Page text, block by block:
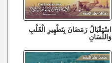
اسْتِقْبَالُ رَمَضَانَ بِتَطْهِيرِ الْقَلْبِ
وَاللِّسَانِ